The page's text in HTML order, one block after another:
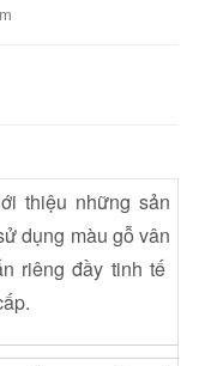
thiệu những sản
dụng màu gỗ vân
riêng đầy tinh tế